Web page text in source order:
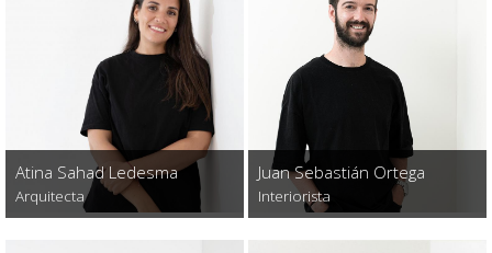
Atina Sahad Ledesma
Arquitecta
Juan Sebastián Ortega
Interiorista